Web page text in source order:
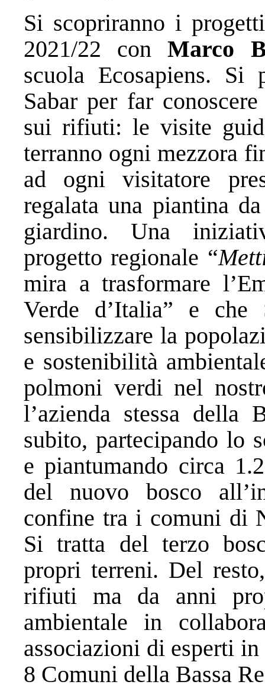
Si scopriranno i
2021/22 conMarco
scuola Ecosapiens.
Sabar per far
sui rifiuti: le visite
terranno ogni mezzora
ad ogni visitatore
regalata una piantina
giardino. Una
progetto regionale “
mira a trasformare
Verde d’Italia” e che
sensibilizzare la
e sostenibilità
polmoni verdi nel
l’azienda stessa della
subito, partecipando lo
e piantumando circa
del nuovo bosco
confine tra i comuni di
Si tratta del terzo
propri terreni. Del
rifiuti ma da anni
ambientale in
associazioni di esperti
8 Comuni della Bassa